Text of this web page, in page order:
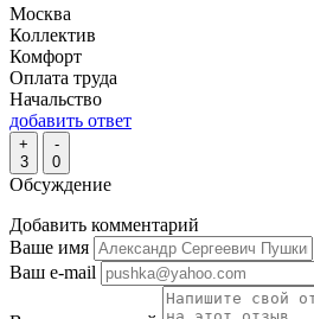
Москва
Коллектив
Комфорт
Оплата труда
Начальство
добавить ответ
+
3
-
0
Обсуждение
Добавить комментарий
Ваше имя
Ваш e-mail